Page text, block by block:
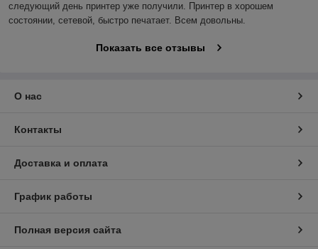
следующий день принтер уже получили. Принтер в хорошем
состоянии, сетевой, быстро печатает. Всем довольны.
Показать все отзывы
О нас
Контакты
Доставка и оплата
График работы
Полная версия сайта